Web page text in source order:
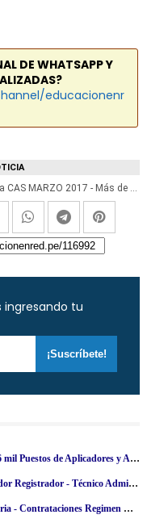
DE WHATSAPP Y
educacionenr
MINEDU: Convocatoria CAS MARZO 2017 - Más de 200 Puestos de Trabajo en el Ministerio de Educación - www.minedu.gob.pe
tu
INEI - CONVOCATORIA 2023: Más de 26 mil Puestos de Aplicadores y Asistentes para Evaluación Nacional (Inscripciones hasta el 11 Octubre) www·inei·gob·pe
INEI - CONVOCATORIA 2023: Actualizador Registrador - Técnico Administrativo Provincial - Coordinador Provincial - Supervisor de Procesos de Aplicación - Supervisor de Almacén y Soporte Informático (Inscripciones hasta el 20 Agosto) www.inei.gob.pe
Resultados PNP: Lista de Aptos Convocatoria - Contrataciones Regimen CAS - Policía Nacional del Perú